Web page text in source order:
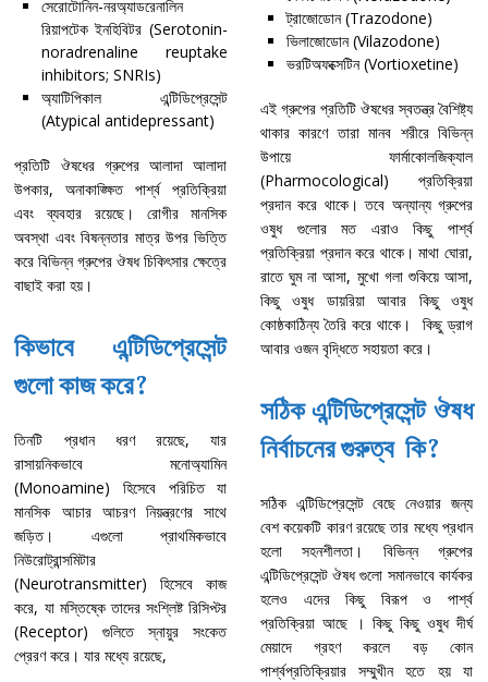
সেরোটোনিন-নরঅ্যাডরেনালিন
রিয়াপটেক ইনহিবিটর (Serotonin-
noradrenaline reuptake
inhibitors; SNRIs)
অ্যাটিপিকাল এন্টিডিপ্রেসেন্ট
(Atypical antidepressant)
প্রতিটি ঔষধের গ্রুপের আলাদা আলাদা
উপকার, অনাকাঙ্ক্ষিত পার্শ্ব প্রতিক্রিয়া
এবং ব্যবহার রয়েছে। রোগীর মানসিক
অবস্থা এবং বিষন্নতার মাত্র উপর ভিত্তি
করে বিভিন্ন গ্রুপের ঔষধ চিকিৎসার ক্ষেত্রে
বাছাই করা হয়।
কিভাবে এন্টিডিপ্রেসেন্ট
গুলো কাজ করে?
তিনটি প্রধান ধরণ রয়েছে, যার
রাসায়নিকভাবে মনোঅ্যামিন
(Monoamine) হিসেবে পরিচিত যা
মানসিক আচার আচরণ নিয়ন্ত্রণের সাথে
জড়িত। এগুলো প্রাথমিকভাবে
নিউরোট্রান্সমিটার
(Neurotransmitter) হিসেবে কাজ
করে, যা মস্তিষ্কে তাদের সংশ্লিষ্ট রিসিপ্টর
(Receptor) গুলিতে স্নায়ুর সংকেত
প্রেরণ করে। যার মধ্যে রয়েছে,
ট্রাজোডোন (Trazodone)
ভিলাজোডোন (Vilazodone)
ভরটিঅফক্সেটিন (Vortioxetine)
এই গ্রুপের প্রতিটি ঔষধের স্বতন্ত্র বৈশিষ্ট্য
থাকার কারণে তারা মানব শরীরে বিভিন্ন
উপায়ে ফার্মাকোলজিক্যাল
(Pharmocological) প্রতিক্রিয়া
প্রদান করে থাকে। তবে অন্যান্য গ্রুপের
ওষুধ গুলোর মত এরাও কিছু পার্শ্ব
প্রতিক্রিয়া প্রদান করে থাকে। মাথা ঘোরা,
রাতে ঘুম না আসা, মুখো গলা শুকিয়ে আসা,
কিছু ওষুধ ডায়রিয়া আবার কিছু ওষুধ
কোষ্ঠকাঠিন্য তৈরি করে থাকে। কিছু ড্রাগ
আবার ওজন বৃদ্ধিতে সহায়তা করে।
সঠিক এন্টিডিপ্রেসেন্ট ঔষধ
নির্বাচনের গুরুত্ব কি?
সঠিক এন্টিডিপ্রেসেন্ট বেছে নেওয়ার জন্য
বেশ কয়েকটি কারণ রয়েছে তার মধ্যে প্রধান
হলো সহনশীলতা। বিভিন্ন গ্রুপের
এন্টিডিপ্রেসেন্ট ঔষধ গুলো সমানভাবে কার্যকর
হলেও এদের কিছু বিরূপ ও পার্শ্ব
প্রতিক্রিয়া আছে । কিছু কিছু ওষুধ দীর্ঘ
মেয়াদে গ্রহণ করলে বড় কোন
পার্শ্বপ্রতিক্রিয়ার সম্মুখীন হতে হয় যা